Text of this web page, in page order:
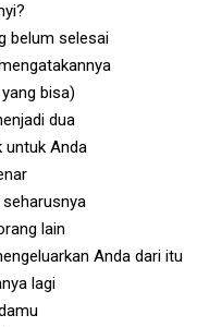
belum selesai
bisa)
dua
untuk Anda
lain
Anda dari itu
lagi